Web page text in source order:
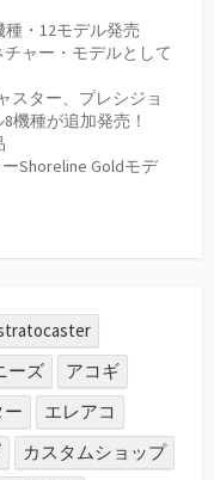
種・12モデル発売
ャー・モデルとして
スター、プレシジョ
機種が追加発売！
Shoreline Goldモデ
ーズ
アコギ
ー
エレアコ
カスタムショップ